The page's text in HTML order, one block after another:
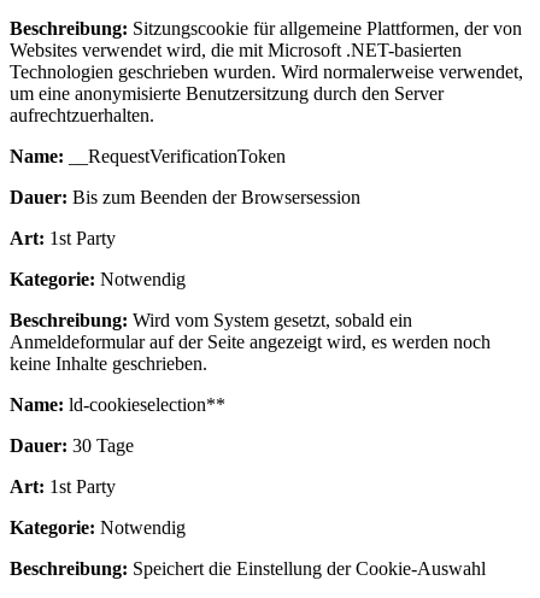
Beschreibung: Sitzungscookie für allgemeine Plattformen, der von
Websites verwendet wird, die mit Microsoft .NET-basierten
Technologien geschrieben wurden. Wird normalerweise verwendet,
um eine anonymisierte Benutzersitzung durch den Server
aufrechtzuerhalten.
Name: __RequestVerificationToken
Dauer: Bis zum Beenden der Browsersession
Art: 1st Party
Kategorie: Notwendig
Beschreibung: Wird vom System gesetzt, sobald ein
Anmeldeformular auf der Seite angezeigt wird, es werden noch
keine Inhalte geschrieben.
Name: ld-cookieselection**
Dauer: 30 Tage
Art: 1st Party
Kategorie: Notwendig
Beschreibung: Speichert die Einstellung der Cookie-Auswahl